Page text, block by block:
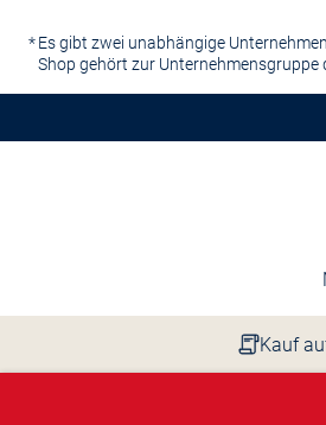
Es gibt zwei unabhängige
Shop gehört zur Unternehmensgruppe
Kauf